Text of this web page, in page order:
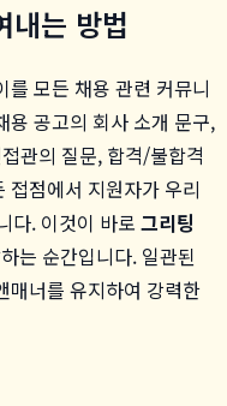
내는 방법
를 모든 채용 관련 커뮤니
용 공고의 회사 소개 문구,
관의 질문, 합격/불합격
접점에서 지원자가 우리
다. 이것이 바로 그리팅
는 순간입니다. 일관된
매너를 유지하여 강력한